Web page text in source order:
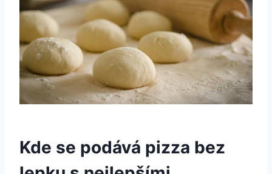
Kde se podává pizza bez